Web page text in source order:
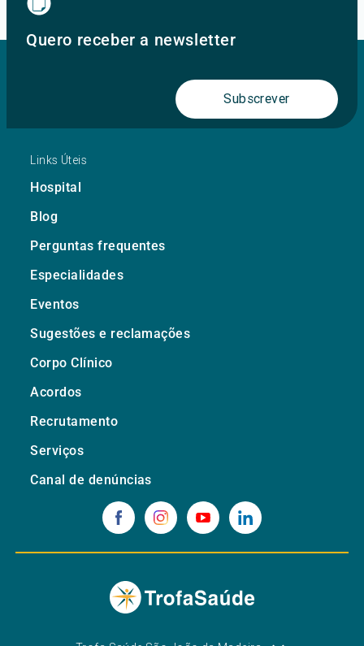
Quero receber a newsletter
Subscrever
Links Úteis
Hospital
Blog
Perguntas frequentes
Especialidades
Eventos
Sugestões e reclamações
Corpo Clínico
Acordos
Recrutamento
Serviços
Canal de denúncias